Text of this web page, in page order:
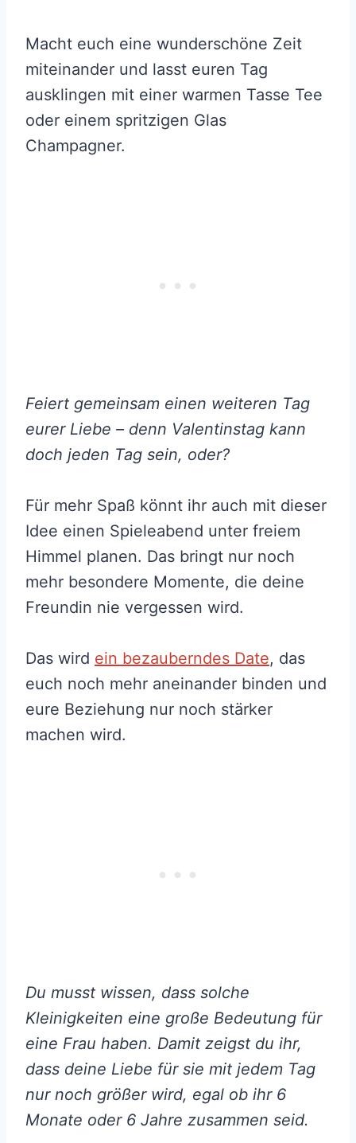
Macht euch eine wunderschöne Zeit
miteinander und lasst euren Tag
ausklingen mit einer warmen Tasse Tee
oder einem spritzigen Glas
Champagner.
Feiert gemeinsam einen weiteren Tag
eurer Liebe – denn Valentinstag kann
doch jeden Tag sein, oder?
Für mehr Spaß könnt ihr auch mit dieser
Idee einen Spieleabend unter freiem
Himmel planen. Das bringt nur noch
mehr besondere Momente, die deine
Freundin nie vergessen wird.
Das wird ein bezauberndes Date, das
euch noch mehr aneinander binden und
eure Beziehung nur noch stärker
machen wird.
Du musst wissen, dass solche
Kleinigkeiten eine große Bedeutung für
eine Frau haben. Damit zeigst du ihr,
dass deine Liebe für sie mit jedem Tag
nur noch größer wird, egal ob ihr 6
Monate oder 6 Jahre zusammen seid.